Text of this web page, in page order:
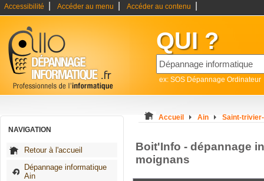
Accessibilité Accéder au menu Accéder au contenu
QUI ?
ex: SOS Dépannage Ordinateur
NAVIGATION
Retour à l'accueil
Dépannage informatique
Ain
Accueil Ain Saint-
Boit'Info - dépannage
moignans